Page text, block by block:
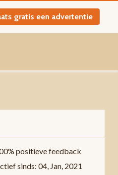
gratis een advertentie
positieve feedback
sinds: 04, Jan, 2021